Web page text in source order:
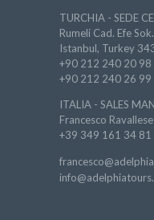
TURCHIA - SEDE
Rumeli Cad. Efe
Istanbul, Turkey
+90 212 240 20 98
+90 212 240 26 99
ITALIA - SALES
Francesco Ravallese
+39 349 161 34 81